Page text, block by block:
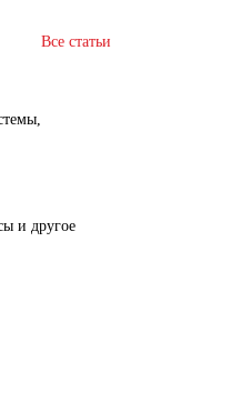
Все статьи
и другое